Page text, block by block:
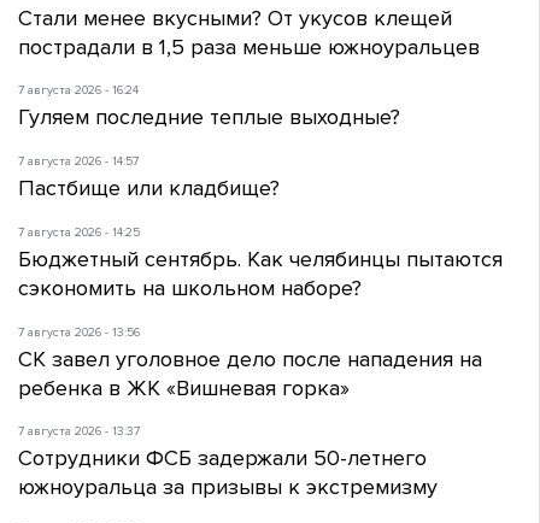
Стали менее вкусными? От укусов клещей
пострадали в 1,5 раза меньше южноуральцев
7 августа 2026 - 16:24
Гуляем последние теплые выходные?
7 августа 2026 - 14:57
Пастбище или кладбище?
7 августа 2026 - 14:25
Бюджетный сентябрь. Как челябинцы пытаются
сэкономить на школьном наборе?
7 августа 2026 - 13:56
СК завел уголовное дело после нападения на
ребенка в ЖК «Вишневая горка»
7 августа 2026 - 13:37
Сотрудники ФСБ задержали 50-летнего
южноуральца за призывы к экстремизму